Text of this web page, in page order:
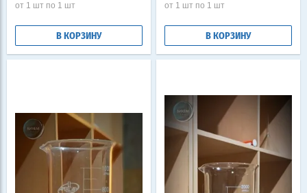
от 1 шт по 1 шт
В КОРЗИНУ
от 1 шт по 1 шт
В КОРЗИНУ